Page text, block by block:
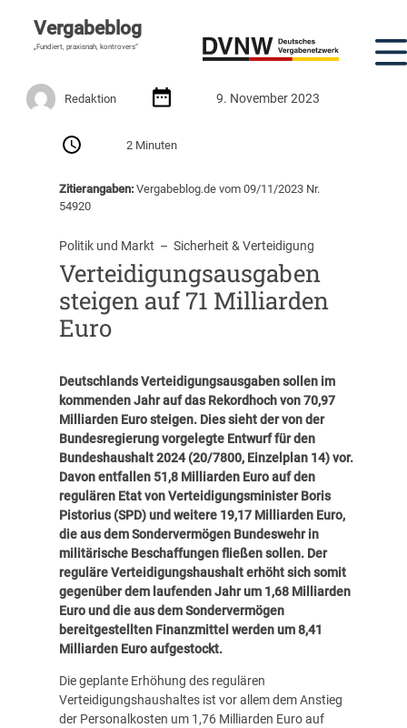
Vergabeblog
„Fundiert, praxisnah, kontrovers“
Redaktion 9. November 2023
2 Minuten
Zitierangaben:Vergabeblog.de vom 09/11/2023 Nr.
54920
Politik und Markt
  –
Sicherheit & Verteidigung
Verteidigungsausgaben
steigen auf 71 Milliarden
Euro
Deutschlands Verteidigungsausgaben sollen im
kommenden Jahr auf das Rekordhoch von 70,97
Milliarden Euro steigen. Dies sieht der von der
Bundesregierung vorgelegte Entwurf für den
Bundeshaushalt 2024 (20/7800, Einzelplan 14) vor.
Davon entfallen 51,8 Milliarden Euro auf den
regulären Etat von Verteidigungsminister Boris
Pistorius (SPD) und weitere 19,17 Milliarden Euro,
die aus dem Sondervermögen Bundeswehr in
militärische Beschaffungen fließen sollen. Der
reguläre Verteidigungshaushalt erhöht sich somit
gegenüber dem laufenden Jahr um 1,68 Milliarden
Euro und die aus dem Sondervermögen
bereitgestellten Finanzmittel werden um 8,41
Milliarden Euro aufgestockt.
Die geplante Erhöhung des regulären
Verteidigungshaushaltes ist vor allem dem Anstieg
der Personalkosten um 1,76 Milliarden Euro auf